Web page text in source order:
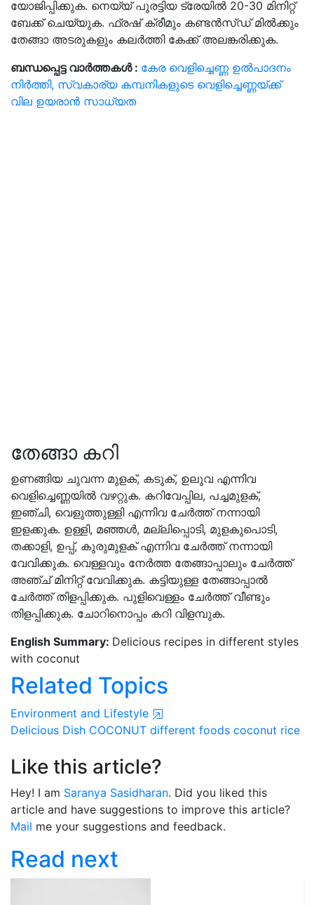
യോജിപ്പിക്കുക. നെയ്യ് പുരട്ടിയ ട്രേയിൽ 20-30 മിനിറ്റ്
ബേക്ക് ചെയ്യുക. ഫ്രഷ് ക്രീമും കണ്ടൻസ്ഡ് മിൽക്കും
തേങ്ങാ അടരുകളും കലർത്തി കേക്ക് അലങ്കരിക്കുക.
ബന്ധപ്പെട്ട വാർത്തകൾ : കേര വെളിച്ചെണ്ണ ഉൽപാദനം
നിർത്തി, സ്വകാര്യ കമ്പനികളുടെ വെളിച്ചെണ്ണയ്ക്ക്
വില ഉയരാൻ സാധ്യത
തേങ്ങാ കറി
ഉണങ്ങിയ ചുവന്ന മുളക്, കടുക്, ഉലുവ എന്നിവ
വെളിച്ചെണ്ണയിൽ വഴറ്റുക. കറിവേപ്പില, പച്ചമുളക്,
ഇഞ്ചി, വെളുത്തുള്ളി എന്നിവ ചേർത്ത് നന്നായി
ഇളക്കുക. ഉള്ളി, മഞ്ഞൾ, മല്ലിപ്പൊടി, മുളകുപൊടി,
തക്കാളി, ഉപ്പ്, കുരുമുളക് എന്നിവ ചേർത്ത് നന്നായി
വേവിക്കുക. വെള്ളവും നേർത്ത തേങ്ങാപ്പാലും ചേർത്ത്
അഞ്ച് മിനിറ്റ് വേവിക്കുക. കട്ടിയുള്ള തേങ്ങാപ്പാൽ
ചേർത്ത് തിളപ്പിക്കുക. പുളിവെള്ളം ചേർത്ത് വീണ്ടും
തിളപ്പിക്കുക. ചോറിനൊപ്പം കറി വിളമ്പുക.
English Summary: Delicious recipes in different styles
with coconut
Related Topics
Environment and Lifestyle
Delicious Dish COCONUT different foods coconut rice
Like this article?
Hey! I am Saranya Sasidharan. Did you liked this
article and have suggestions to improve this article?
Mail me your suggestions and feedback.
Read next